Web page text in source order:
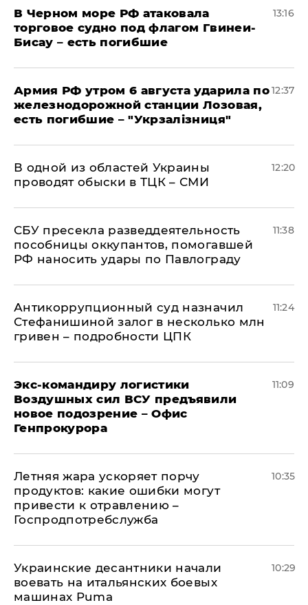
В Черном море РФ атаковала
торговое судно под флагом Гвинеи-
Бисау – есть погибшие
13:16
Армия РФ утром 6 августа ударила по
железнодорожной станции Лозовая,
есть погибшие – "Укрзалізниця"
12:37
В одной из областей Украины
проводят обыски в ТЦК – СМИ
12:20
СБУ пресекла разведдеятельность
пособницы оккупантов, помогавшей
РФ наносить удары по Павлограду
11:38
Антикоррупционный суд назначил
Стефанишиной залог в несколько млн
гривен – подробности ЦПК
11:24
Экс-командиру логистики
Воздушных сил ВСУ предъявили
новое подозрение – Офис
Генпрокурора
11:09
Летняя жара ускоряет порчу
продуктов: какие ошибки могут
привести к отравлению –
Госпродпотребслужба
10:35
Украинские десантники начали
воевать на итальянских боевых
машинах Puma
10:29